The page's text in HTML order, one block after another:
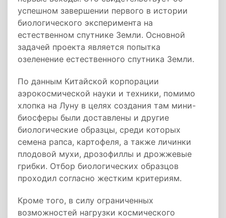
успешном завершении первого в истории
биологического эксперимента на
естественном спутнике Земли. Основной
задачей проекта является попытка
озеленение естественного спутника Земли.
По данным Китайской корпорации
аэрокосмической науки и техники, помимо
хлопка на Луну в целях создания там мини-
биосферы были доставлены и другие
биологические образцы, среди которых
семена рапса, картофеля, а также личинки
плодовой мухи, дрозофиллы и дрожжевые
грибки. Отбор биологических образцов
проходил согласно жестким критериям.
Кроме того, в силу ограниченных
возможностей нагрузки космического